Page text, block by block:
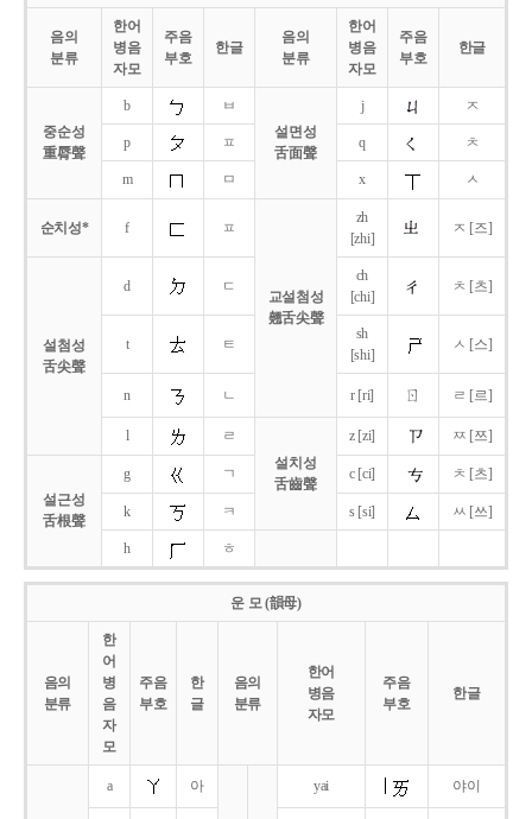
음의
분류
한어
병음
자모
주음
부호
한글
음의
분류
한어
병음
자모
주음
부호
한글
중순성
重脣聲
b
ㅂ
설면성
舌面聲
j ㅈ
p ㅍ q ㅊ
m ㅁ x ㅅ
순치성* f ㅍ
교설첨성
翹舌尖聲
zh
[zhi]
ㅈ [즈]
설첨성
舌尖聲
d ㄷ
ch
[chi]
ㅊ [츠]
t ㅌ
sh
[shi]
ㅅ [스]
n ㄴ r [ri] ㄖ ㄹ [르]
l
ㄹ
설치성
舌齒聲
z [zi] ㅉ [쯔]
설근성
舌根聲
g ㄱ c [ci] ㅊ [츠]
k ㅋ s [si] ㅆ [쓰]
h ㅎ
운 모 (韻母)
음의
분류
한
어
병
음
자
모
주음
부호
한
글
음의
분류
한어
병음
자모
주음
부호
한글
a 아 yai 야이